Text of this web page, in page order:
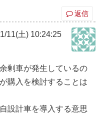
返信
11(土) 10:24:25
剰車が発生しているの
購入を検討することは
設計車を導入する意思